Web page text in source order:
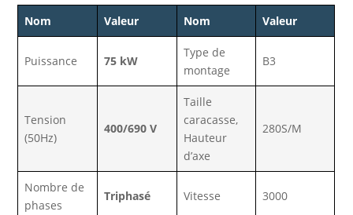
Nom Valeur Nom Valeur
Puissance 75 kW
Type de
montage
B3
Tension
(50Hz)
400/690 V
Taille
caracasse,
Hauteur
d’axe
280S/M
Nombre de
phases
Triphasé Vitesse 3000